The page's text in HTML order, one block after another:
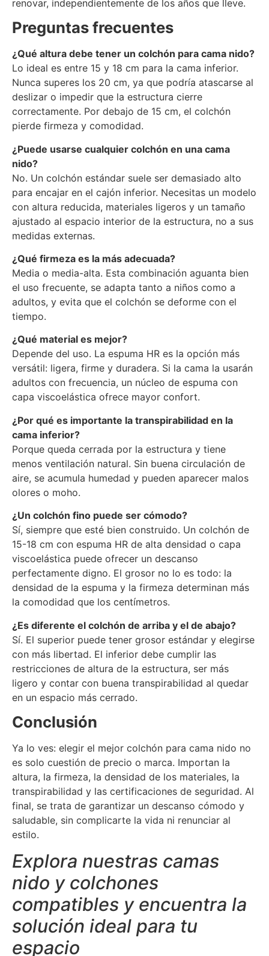
renovar, independientemente de los años que lleve.
Preguntas frecuentes
¿Qué altura debe tener un colchón para cama nido?
Lo ideal es entre 15 y 18 cm para la cama inferior.
Nunca superes los 20 cm, ya que podría atascarse al
deslizar o impedir que la estructura cierre
correctamente. Por debajo de 15 cm, el colchón
pierde firmeza y comodidad.
¿Puede usarse cualquier colchón en una cama
nido?
No. Un colchón estándar suele ser demasiado alto
para encajar en el cajón inferior. Necesitas un modelo
con altura reducida, materiales ligeros y un tamaño
ajustado al espacio interior de la estructura, no a sus
medidas externas.
¿Qué firmeza es la más adecuada?
Media o media-alta. Esta combinación aguanta bien
el uso frecuente, se adapta tanto a niños como a
adultos, y evita que el colchón se deforme con el
tiempo.
¿Qué material es mejor?
Depende del uso. La espuma HR es la opción más
versátil: ligera, firme y duradera. Si la cama la usarán
adultos con frecuencia, un núcleo de espuma con
capa viscoelástica ofrece mayor confort.
¿Por qué es importante la transpirabilidad en la
cama inferior?
Porque queda cerrada por la estructura y tiene
menos ventilación natural. Sin buena circulación de
aire, se acumula humedad y pueden aparecer malos
olores o moho.
¿Un colchón fino puede ser cómodo?
Sí, siempre que esté bien construido. Un colchón de
15-18 cm con espuma HR de alta densidad o capa
viscoelástica puede ofrecer un descanso
perfectamente digno. El grosor no lo es todo: la
densidad de la espuma y la firmeza determinan más
la comodidad que los centímetros.
¿Es diferente el colchón de arriba y el de abajo?
Sí. El superior puede tener grosor estándar y elegirse
con más libertad. El inferior debe cumplir las
restricciones de altura de la estructura, ser más
ligero y contar con buena transpirabilidad al quedar
en un espacio más cerrado.
Conclusión
Ya lo ves: elegir el mejor colchón para cama nido no
es solo cuestión de precio o marca. Importan la
altura, la firmeza, la densidad de los materiales, la
transpirabilidad y las certificaciones de seguridad. Al
final, se trata de garantizar un descanso cómodo y
saludable, sin complicarte la vida ni renunciar al
estilo.
Explora nuestras camas
nido y colchones
compatibles y encuentra la
solución ideal para tu
espacio